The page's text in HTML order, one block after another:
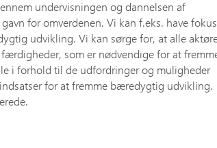
undervisningen og dannelsen af
for omverdenen. Vi kan f.eks. have fokus
udvikling. Vi kan sørge for, at alle
som er nødvendige for at
i forhold til de udfordringer og muligheder
for at fremme bæredygtig udvikling.